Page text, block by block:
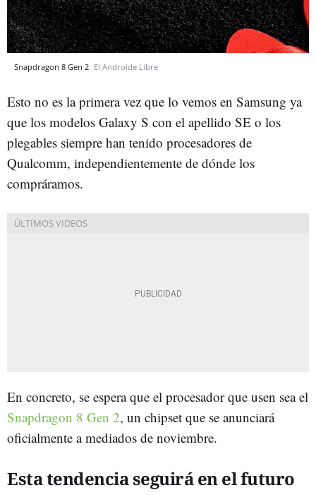
Snapdragon 8 Gen 2 El Androide Libre
Esto no es la primera vez que lo vemos en Samsung ya
que los modelos Galaxy S con el apellido SE o los
plegables siempre han tenido procesadores de
Qualcomm, independientemente de dónde los
compráramos.
En concreto, se espera que el procesador que usen sea el
Snapdragon 8 Gen 2, un chipset que se anunciará
oficialmente a mediados de noviembre.
Esta tendencia seguirá en el futuro